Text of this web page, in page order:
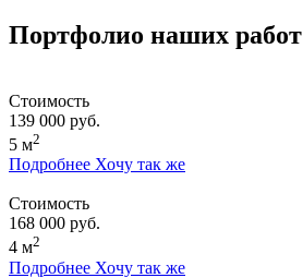
Портфолио наших работ
Стоимость
139 000 руб.
5 м2
Подробнее Хочу так же
Стоимость
168 000 руб.
4 м2
Подробнее Хочу так же